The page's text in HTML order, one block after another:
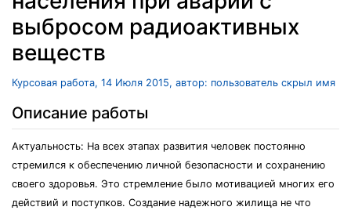
выбросом радиоактивных
веществ
Курсовая работа, 14 Июля 2015, автор: пользователь скрыл имя
Описание работы
Актуальность: На всех этапах развития человек постоянно
стремился к обеспечению личной безопасности и сохранению
своего здоровья. Это стремление было мотивацией многих его
действий и поступков. Создание надежного жилища не что